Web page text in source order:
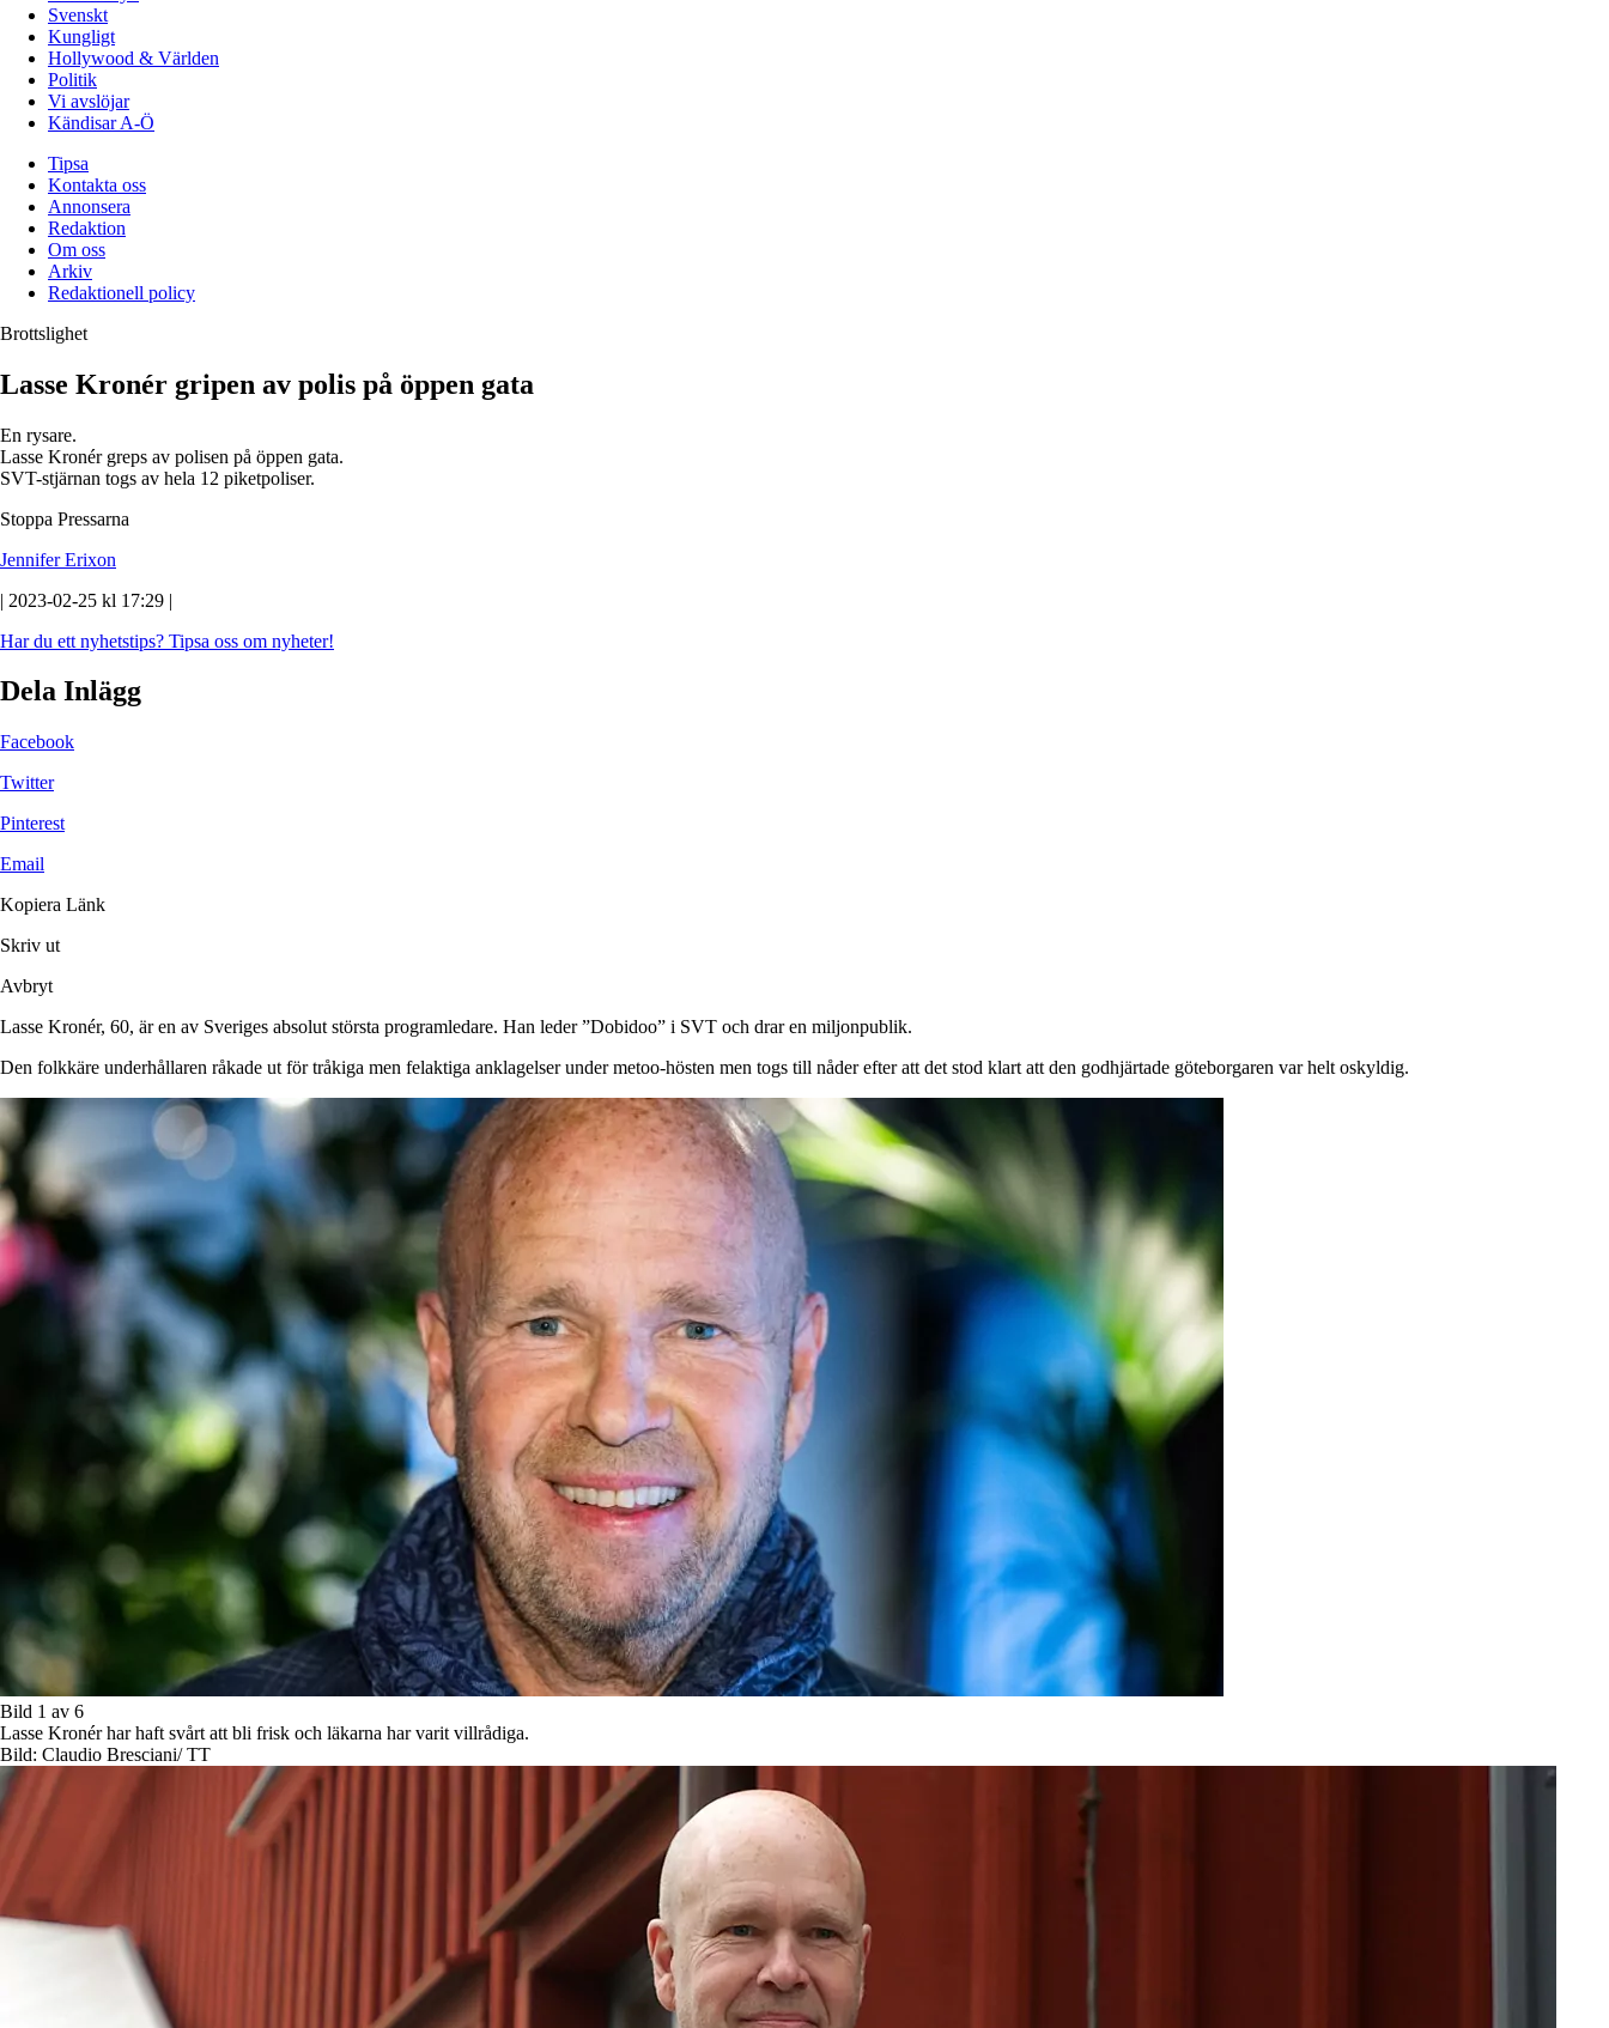
Svenskt
Kungligt
Hollywood & Världen
Politik
Vi avslöjar
Kändisar A-Ö
Tipsa
Kontakta oss
Annonsera
Redaktion
Om oss
Arkiv
Redaktionell policy
Brottslighet
Lasse Kronér gripen av polis på öppen gata
En rysare.
Lasse Kronér greps av polisen på öppen gata.
SVT-stjärnan togs av hela 12 piketpoliser.
Stoppa Pressarna
Jennifer Erixon
| 2023-02-25 kl 17:29 |
Har du ett nyhetstips? Tipsa oss om nyheter!
Dela Inlägg
Facebook
Twitter
Pinterest
Email
Kopiera Länk
Skriv ut
Avbryt
Lasse Kronér, 60, är en av Sveriges absolut största programledare. Han leder ”Dobidoo” i SVT och drar en miljonpublik.
Den folkkäre underhållaren råkade ut för tråkiga men felaktiga anklagelser under metoo-hösten men togs till nåder efter att det stod klart att den godhjärtade göteborgaren var helt oskyldig.
Bild 1 av 6
Lasse Kronér har haft svårt att bli frisk och läkarna har varit villrådiga.
Bild: Claudio Bresciani/ TT